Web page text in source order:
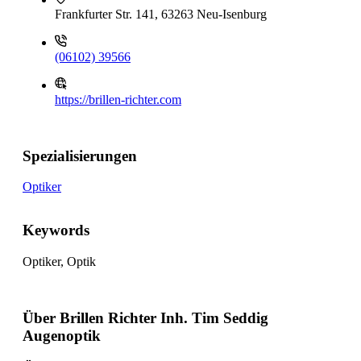
Frankfurter Str. 141, 63263 Neu-Isenburg
(06102) 39566
https://brillen-richter.com
Spezialisierungen
Optiker
Keywords
Optiker, Optik
Über Brillen Richter Inh. Tim Seddig
Augenoptik